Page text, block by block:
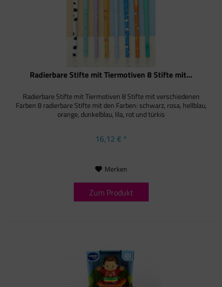
Radierbare Stifte mit Tiermotiven 8 Stifte mit...
Radierbare Stifte mit Tiermotiven 8 Stifte mit verschiedenen
Farben 8 radierbare Stifte mit den Farben: schwarz, rosa, hellblau,
orange, dunkelblau, lila, rot und türkis
16,12 € *
Merken
Zum Produkt